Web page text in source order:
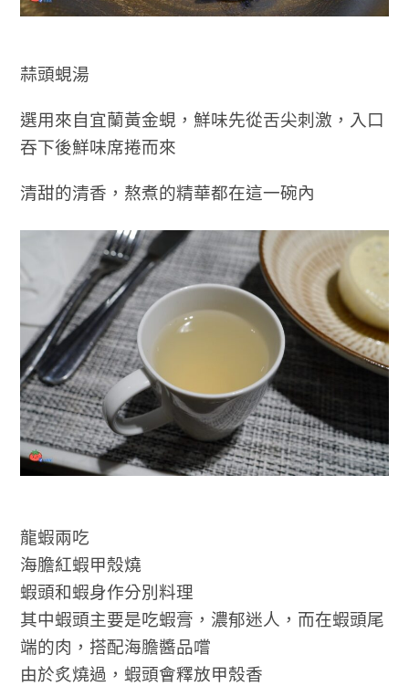
蒜頭蜆湯
選用來自宜蘭黃金蜆，鮮味先從舌尖刺激，入口
吞下後鮮味席捲而來
清甜的清香，熬煮的精華都在這一碗內
龍蝦兩吃
海膽紅蝦甲殼燒
蝦頭和蝦身作分別料理
其中蝦頭主要是吃蝦膏，濃郁迷人，而在蝦頭尾
端的肉，搭配海膽醬品嚐
由於炙燒過，蝦頭會釋放甲殼香